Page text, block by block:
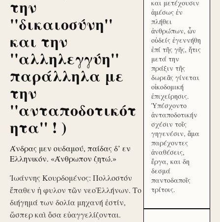
την
''δικαιοσύνη''
και την
''αλληλεγγύη''
παράλληλα με
την
''ανταποδοτικότ
ητα'' ! )
Άνδρας μεν ουδαμού, παίδας δ’ εν
Ελληνικόν. «Άνθρωπον ζητώ.»
Ἰωάννης Κουρδομένος: Πολλοστόν
ἔπαθεν ἡ φυλον τῶν νεοἙλλήνων. Το
διήγημά των δολία μηχανή ἐστίν,
ὥσπερ καὶ ὅσα εὐαγγελίζονται.
και μετέχουσιν
ἀμέσως ἐν
πλήθει
ἀνθρώπων, ὧν
οὐδείς ἐγεννήθη
ἐπί τῆς γῆς, ἥτις
μετά την
πράξιν τῆς
δωρεᾶς γίνεται
οἰκοδομική
ἐπιχείρησις.
Ὑπέσχοντο
ἀνταποδοτικήν
σχέσιν τοῖς
γηγενέσιν, ἅμα
παρέχοντες
ἀναθέσεις,
ἔργα, και δη
δεσμά
παντοδαποῖς
τρίτοις.